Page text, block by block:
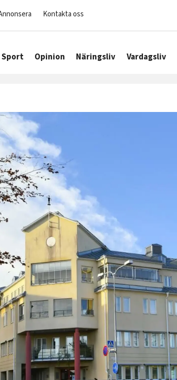
Kontakta oss
Sport Opinion Näringsliv Vardagsliv